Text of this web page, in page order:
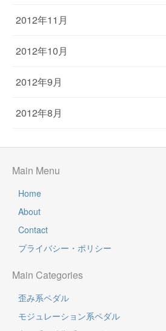
2012年11月
2012年10月
2012年9月
2012年8月
Main Menu
Home
About
Contact
プライバシー・ポリシー
Main Categories
歪み系ペダル
モジュレーション系ペダル